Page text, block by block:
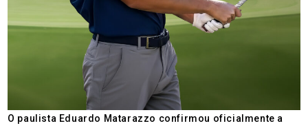
O paulista Eduardo Matarazzo confirmou oficialmente a